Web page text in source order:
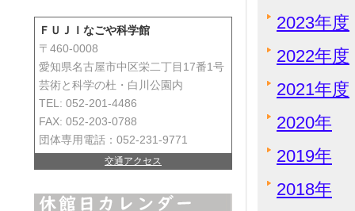
2023年度
2022年度
2021年度
2020年
2019年
2018年
ＦＵＪＩなごや科学館
〒460-0008
愛知県名古屋市中区栄二丁目17番1号
芸術と科学の杜・白川公園内
TEL: 052-201-4486
FAX: 052-203-0788
団体専用電話：052-231-9771
交通アクセス